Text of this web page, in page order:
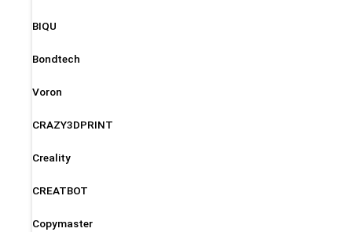
BIQU
Bondtech
Voron
CRAZY3DPRINT
Creality
CREATBOT
Copymaster